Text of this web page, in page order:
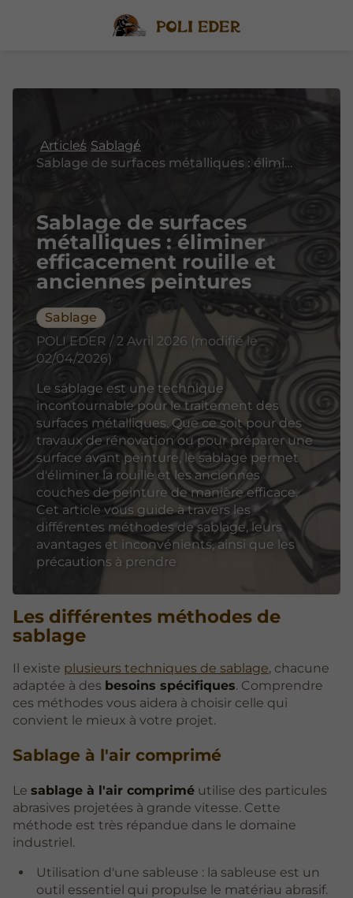
Articles Sablage
Sablage de surfaces métalliques : éliminer efficacement rouille et anciennes peintures
Sablage de surfaces
métalliques : éliminer
efficacement rouille et
anciennes peintures
Sablage
POLI EDER / 2 Avril 2026 (modifié le
02/04/2026)
Le sablage est une technique
incontournable pour le traitement des
surfaces métalliques. Que ce soit pour des
travaux de rénovation ou pour préparer une
surface avant peinture, le sablage permet
d'éliminer la rouille et les anciennes
couches de peinture de manière efficace.
Cet article vous guide à travers les
différentes méthodes de sablage, leurs
avantages et inconvénients, ainsi que les
précautions à prendre
Les différentes méthodes de
sablage
Il existe plusieurs techniques de sablage, chacune
adaptée à des besoins spécifiques. Comprendre
ces méthodes vous aidera à choisir celle qui
convient le mieux à votre projet.
Sablage à l'air comprimé
Le sablage à l'air comprimé utilise des particules
abrasives projetées à grande vitesse. Cette
méthode est très répandue dans le domaine
industriel.
Utilisation d'une sableuse : la sableuse est un
outil essentiel qui propulse le matériau abrasif.